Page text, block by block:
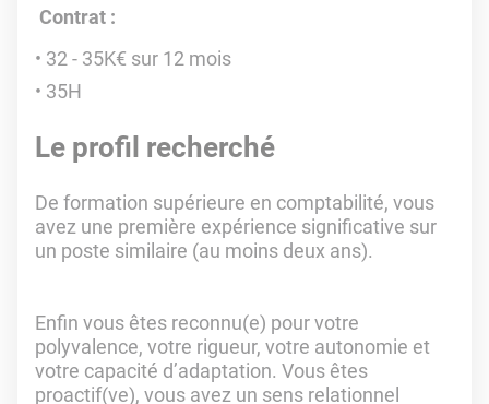
Contrat :
32 - 35K€ sur 12 mois
35H
Le profil recherché
De formation supérieure en comptabilité, vous
avez une première expérience significative sur
un poste similaire (au moins deux ans).
Enfin vous êtes reconnu(e) pour votre
polyvalence, votre rigueur, votre autonomie et
votre capacité d’adaptation. Vous êtes
proactif(ve), vous avez un sens relationnel